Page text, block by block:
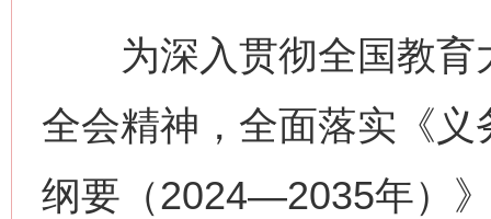
为深入贯彻全国教育
全会精神，全面落实《
纲要（2024—2035年）